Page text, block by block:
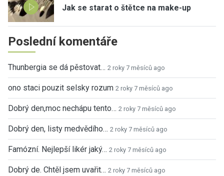
Jak se starat o štětce na make-up
Poslední komentáře
Thunbergia se dá pěstovat… 2 roky 7 měsíců ago
ono staci pouzit selsky rozum 2 roky 7 měsíců ago
Dobrý den,moc nechápu tento… 2 roky 7 měsíců ago
Dobrý den, listy medvědího… 2 roky 7 měsíců ago
Famózní. Nejlepší likér jaký… 2 roky 7 měsíců ago
Dobrý de. Chtěl jsem uvařit… 2 roky 7 měsíců ago